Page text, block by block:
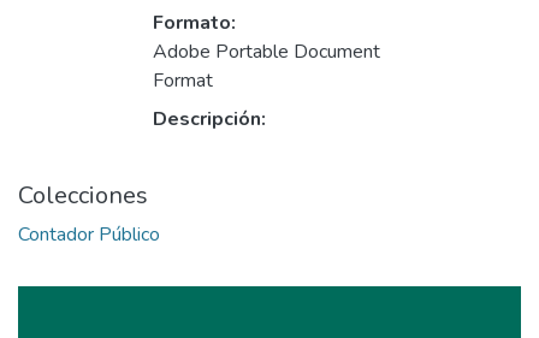
Formato:
Adobe Portable Document
Format
Descripción:
Colecciones
Contador Público